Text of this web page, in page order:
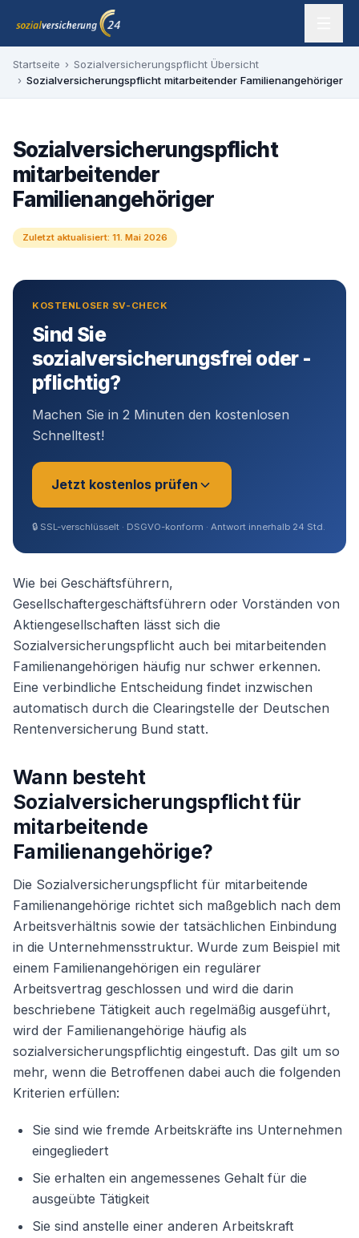
Zum Inhalt springen
sozialversicherung24 — Ihr Experte für SV-Befreiung
Startseite › Sozialversicherungspflicht Übersicht
› Sozialversicherungspflicht mitarbeitender Familienangehöriger
Sozialversicherungspflicht
mitarbeitender
Familienangehöriger
Zuletzt aktualisiert: 11. Mai 2026
KOSTENLOSER SV-CHECK
Sind Sie
sozialversicherungsfrei oder -
pflichtig?
Machen Sie in 2 Minuten den kostenlosen
Schnelltest!
Jetzt kostenlos prüfen
Sie sind? *
Geschäftsführer (Angestellt /
Gesellschafter)
Selbstständig / Unternehmer
Weiter
🔒 SSL-verschlüsselt · DSGVO-konform · Antwort innerhalb 24 Std.
Wie bei Geschäftsführern,
Gesellschaftergeschäftsführern oder Vorständen von
Aktiengesellschaften lässt sich die
Sozialversicherungspflicht auch bei mitarbeitenden
Familienangehörigen häufig nur schwer erkennen.
Eine verbindliche Entscheidung findet inzwischen
automatisch durch die Clearingstelle der Deutschen
Rentenversicherung Bund statt.
Wann besteht
Sozialversicherungspflicht für
mitarbeitende
Familienangehörige?
Die Sozialversicherungspflicht für mitarbeitende
Familienangehörige richtet sich maßgeblich nach dem
Arbeitsverhältnis sowie der tatsächlichen Einbindung
in die Unternehmensstruktur. Wurde zum Beispiel mit
einem Familienangehörigen ein regulärer
Arbeitsvertrag geschlossen und wird die darin
beschriebene Tätigkeit auch regelmäßig ausgeführt,
wird der Familienangehörige häufig als
sozialversicherungspflichtig eingestuft. Das gilt um so
mehr, wenn die Betroffenen dabei auch die folgenden
Kriterien erfüllen:
Sie sind wie fremde Arbeitskräfte ins Unternehmen
eingegliedert
Sie erhalten ein angemessenes Gehalt für die
ausgeübte Tätigkeit
Sie sind anstelle einer anderen Arbeitskraft